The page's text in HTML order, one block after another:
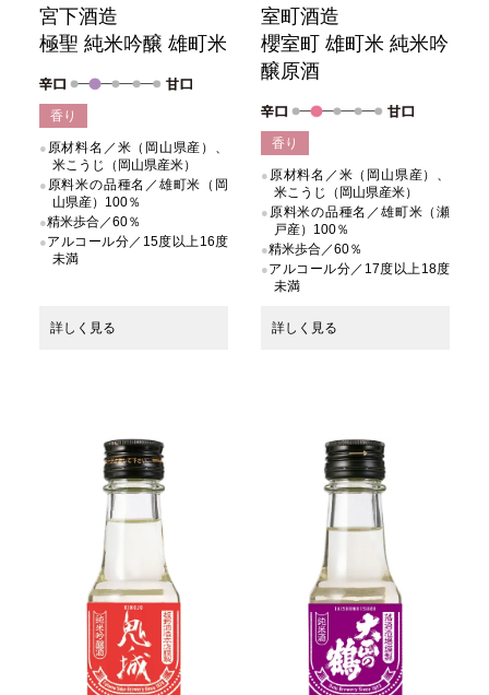
宮下酒造
極聖 純米吟醸 雄町米
香り
原材料名／米（岡山県産）、
米こうじ（岡山県産米）
原料米の品種名／雄町米（岡
山県産）100％
精米歩合／60％
アルコール分／15度以上16度
未満
詳しく見る
室町酒造
櫻室町 雄町米 純米吟
醸原酒
香り
原材料名／米（岡山県産）、
米こうじ（岡山県産米）
原料米の品種名／雄町米（瀬
戸産）100％
精米歩合／60％
アルコール分／17度以上18度
未満
詳しく見る